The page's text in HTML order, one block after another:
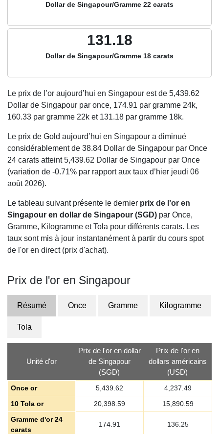
Dollar de Singapour/Gramme 22 carats
131.18
Dollar de Singapour/Gramme 18 carats
Le prix de l’or aujourd’hui en Singapour est de 5,439.62
Dollar de Singapour par once, 174.91 par gramme 24k,
160.33 par gramme 22k et 131.18 par gramme 18k.
Le prix de Gold aujourd’hui en Singapour a diminué
considérablement de 38.84 Dollar de Singapour par Once
24 carats atteint 5,439.62 Dollar de Singapour par Once
(variation de -0.71% par rapport aux taux d’hier jeudi 06
août 2026).
Le tableau suivant présente le dernier prix de l’or en
Singapour en dollar de Singapour (SGD) par Once,
Gramme, Kilogramme et Tola pour différents carats. Les
taux sont mis à jour instantanément à partir du cours spot
de l'or en direct (prix d'achat).
Prix de l'or en Singapour
Résumé Once Gramme Kilogramme
Tola
Unité d'or
Prix de l'or en dollar
de Singapour
(SGD)
Prix de l'or en
dollars américains
(USD)
Once or 5,439.62
4,237.49
10 Tola or
20,398.59
15,890.59
Gramme d'or 24
carats
174.91 136.25